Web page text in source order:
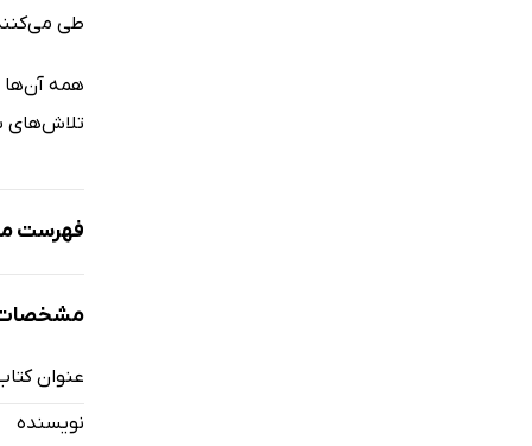
طی
تلاش‌های
فهرست
فصل اول:
راه‌اندازی
مشخصات
عنوان
نویسنده